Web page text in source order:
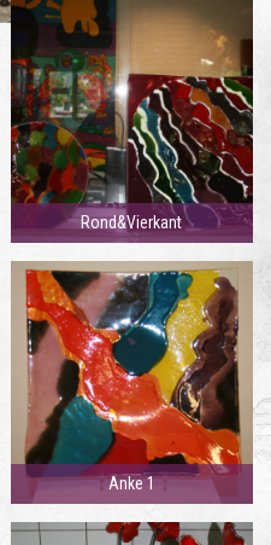
Rond&Vierkant
Anke 1